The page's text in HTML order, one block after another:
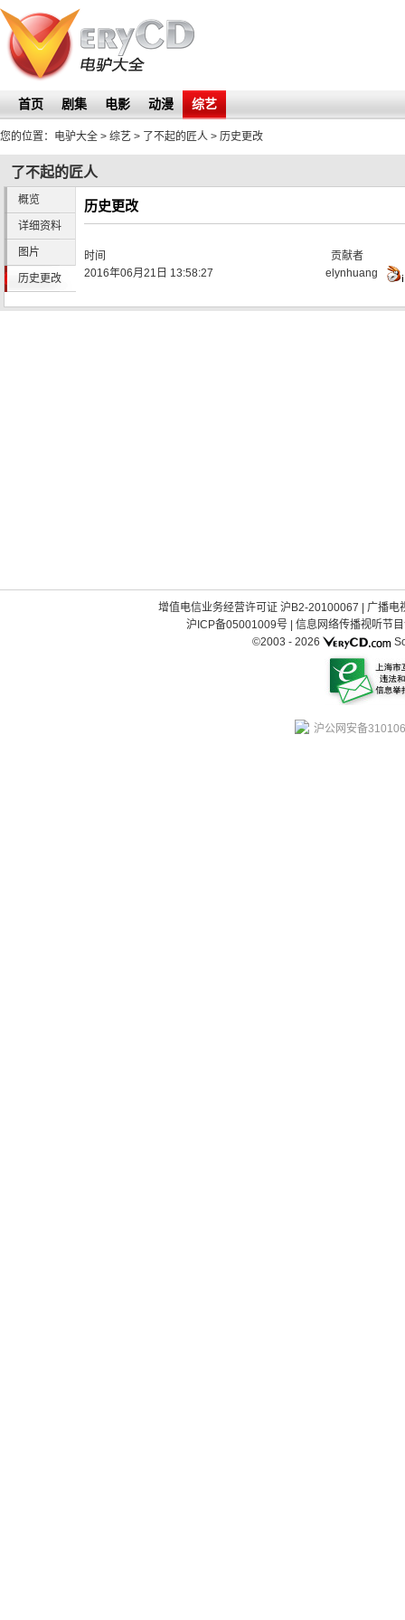
首页 剧集 电影 动漫 综艺
您的位置： 电驴大全 > 综艺 > 了不起的匠人 > 历史更改
了不起的匠人
概览
详细资料
图片
历史更改
历史更改
时间
贡献者
2016年06月21日 13:58:27
elynhuang
增值电信业务经营许可证 沪B2-20100067
广播电
沪ICP备05001009号| 信息网络传播视听节
©2003 - 2026
沪公网安备